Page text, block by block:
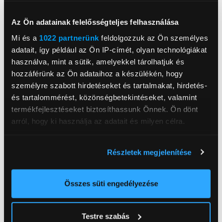
Az Ön adatainak felelősségteljes felhasználása
Mi és a 1022 partnerünk feldolgozzuk az Ön személyes
adatait, így például az Ön IP-címét, olyan technológiákat
használva, mint a sütik, amelyekkel tárolhatjuk és
hozzáférünk az Ön adataihoz a készülékén, hogy
személyre szabott hirdetéseket és tartalmakat, hirdetés-
és tartalommérést, közönségbetekintéseket, valamint
termékfejlesztéseket biztosíthassunk Önnek. Ön dönt
arról, hogy ki használja az adatait és milyen célra.
elhelyezkedéséről pár méteres pontossággal
Az Ön készülékén beazonosítása annak konkrét
módjairól és adja meg preferenciáit aRészletek
Részletek megjelenítése
Összes süti engedélyezése
Testre szabás
intelligencia integrációjának erejét ID Series 2
sütőinkben, a hOn alkalmazás által kínált végtelen
lehetőségekkel kombinálva. Fedezd fel az új receptek
széles skáláját, amelyek könnyedén kereshetők,
szűrhetők és menthetők személyes ízlésed és étrendi
követelményeid szerint.
Termékinformációs adatlap
H6 ID25G3YTX használati útmutató